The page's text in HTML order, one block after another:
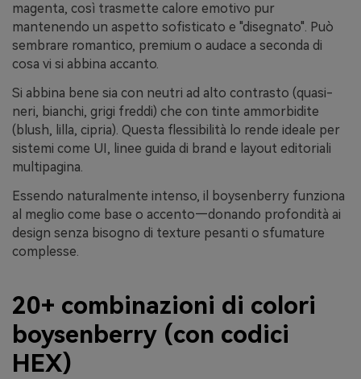
magenta, così trasmette calore emotivo pur
mantenendo un aspetto sofisticato e "disegnato". Può
sembrare romantico, premium o audace a seconda di
cosa vi si abbina accanto.
Si abbina bene sia con neutri ad alto contrasto (quasi-
neri, bianchi, grigi freddi) che con tinte ammorbidite
(blush, lilla, cipria). Questa flessibilità lo rende ideale per
sistemi come UI, linee guida di brand e layout editoriali
multipagina.
Essendo naturalmente intenso, il boysenberry funziona
al meglio come base o accento—donando profondità ai
design senza bisogno di texture pesanti o sfumature
complesse.
20+ combinazioni di colori
boysenberry (con codici
HEX)